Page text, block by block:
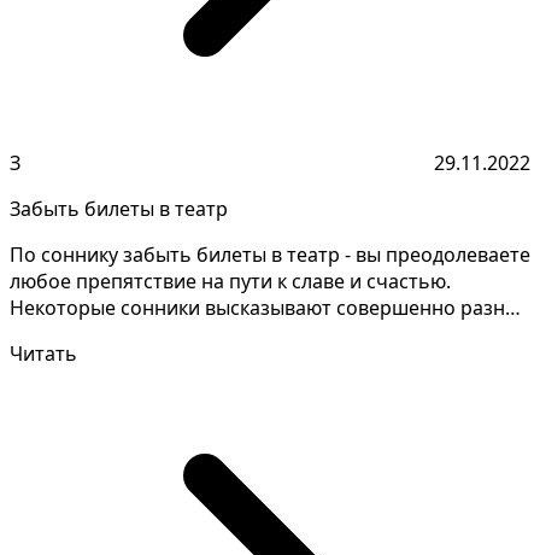
З
29.11.2022
Забыть билеты в театр
По соннику забыть билеты в театр - вы преодолеваете
любое препятствие на пути к славе и счастью.
Некоторые сонники высказывают совершенно разные
Читать